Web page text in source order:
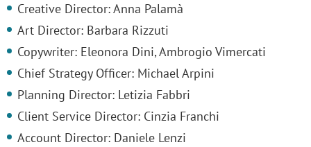
Creative Director: Anna Palamà
Art Director: Barbara Rizzuti
Copywriter: Eleonora Dini, Ambrogio Vimercati
Chief Strategy Officer: Michael Arpini
Planning Director: Letizia Fabbri
Client Service Director: Cinzia Franchi
Account Director: Daniele Lenzi